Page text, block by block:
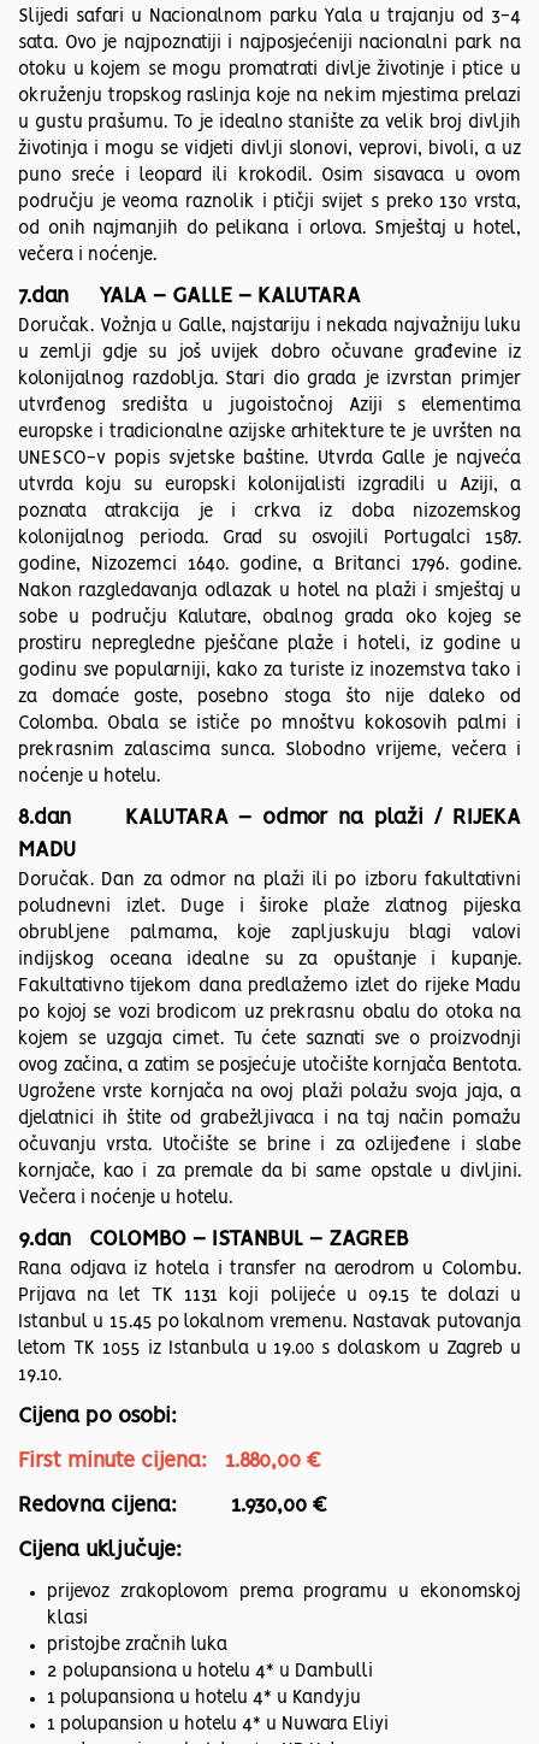
Slijedi safari u Nacionalnom parku Yala u trajanju od 3-4
sata. Ovo je najpoznatiji i najposjećeniji nacionalni park na
otoku u kojem se mogu promatrati divlje životinje i ptice u
okruženju tropskog raslinja koje na nekim mjestima prelazi
u gustu prašumu. To je idealno stanište za velik broj divljih
životinja i mogu se vidjeti divlji slonovi, veprovi, bivoli, a uz
puno sreće i leopard ili krokodil. Osim sisavaca u ovom
području je veoma raznolik i ptičji svijet s preko 130 vrsta,
od onih najmanjih do pelikana i orlova. Smještaj u hotel,
večera i noćenje.
7.dan YALA – GALLE – KALUTARA
Doručak. Vožnja u Galle, najstariju i nekada najvažniju luku
u zemlji gdje su još uvijek dobro očuvane građevine iz
kolonijalnog razdoblja. Stari dio grada je izvrstan primjer
utvrđenog središta u jugoistočnoj Aziji s elementima
europske i tradicionalne azijske arhitekture te je uvršten na
UNESCO-v popis svjetske baštine. Utvrda Galle je najveća
utvrda koju su europski kolonijalisti izgradili u Aziji, a
poznata atrakcija je i crkva iz doba nizozemskog
kolonijalnog perioda. Grad su osvojili Portugalci 1587.
godine, Nizozemci 1640. godine, a Britanci 1796. godine.
Nakon razgledavanja odlazak u hotel na plaži i smještaj u
sobe u području Kalutare, obalnog grada oko kojeg se
prostiru nepregledne pješčane plaže i hoteli, iz godine u
godinu sve popularniji, kako za turiste iz inozemstva tako i
za domaće goste, posebno stoga što nije daleko od
Colomba. Obala se ističe po mnoštvu kokosovih palmi i
prekrasnim zalascima sunca. Slobodno vrijeme, večera i
noćenje u hotelu.
8.dan KALUTARA – odmor na plaži / RIJEKA
MADU
Doručak. Dan za odmor na plaži ili po izboru fakultativni
poludnevni izlet. Duge i široke plaže zlatnog pijeska
obrubljene palmama, koje zapljuskuju blagi valovi
indijskog oceana idealne su za opuštanje i kupanje.
Fakultativno tijekom dana predlažemo izlet do rijeke Madu
po kojoj se vozi brodicom uz prekrasnu obalu do otoka na
kojem se uzgaja cimet. Tu ćete saznati sve o proizvodnji
ovog začina, a zatim se posjećuje utočište kornjača Bentota.
Ugrožene vrste kornjača na ovoj plaži polažu svoja jaja, a
djelatnici ih štite od grabežljivaca i na taj način pomažu
očuvanju vrsta. Utočište se brine i za ozlijeđene i slabe
kornjače, kao i za premale da bi same opstale u divljini.
Večera i noćenje u hotelu.
9.dan COLOMBO – ISTANBUL – ZAGREB
Rana odjava iz hotela i transfer na aerodrom u Colombu.
Prijava na let TK 1131 koji polijeće u 09.15 te dolazi u
Istanbul u 15.45 po lokalnom vremenu. Nastavak putovanja
letom TK 1055 iz Istanbula u 19.00 s dolaskom u Zagreb u
19.10.
Cijena po osobi:
First minute cijena: 1.880,00 €
Redovna cijena: 1.930,00 €
Cijena uključuje:
prijevoz zrakoplovom prema programu u ekonomskoj
klasi
pristojbe zračnih luka
2 polupansiona u hotelu 4* u Dambulli
1 polupansiona u hotelu 4* u Kandyju
1 polupansion u hotelu 4* u Nuwara Eliyi